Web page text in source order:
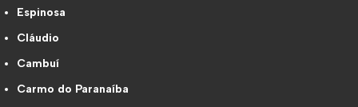
Espinosa
Cláudio
Cambuí
Carmo do Paranaíba